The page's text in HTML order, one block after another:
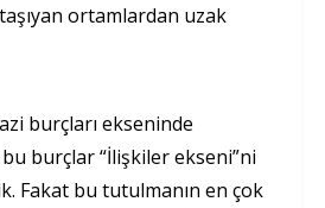
ortamlardan uzak
burçları ekseninde
burçlar “İlişkiler ekseni”ni
Fakat bu tutulmanın en çok